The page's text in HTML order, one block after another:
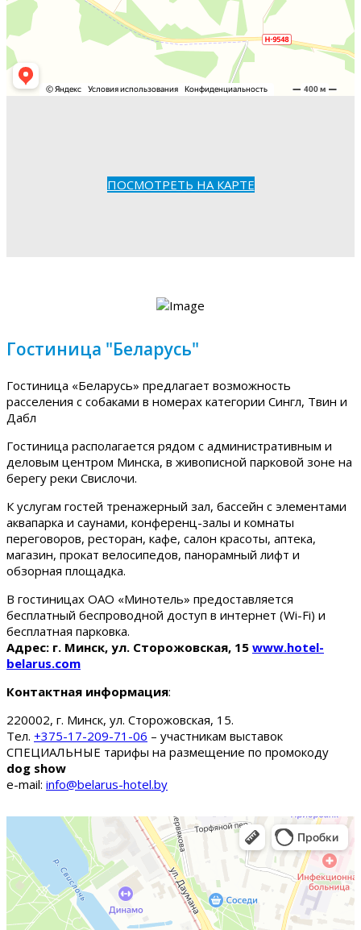
ПОСМОТРЕТЬ НА КАРТЕ
Гостиница "Беларусь"
Гостиница «Беларусь» предлагает возможность
расселения с собаками в номерах категории Сингл, Твин и
Дабл
Гостиница располагается рядом с административным и
деловым центром Минска, в живописной парковой зоне на
берегу реки Свислочи.
К услугам гостей тренажерный зал, бассейн с элементами
аквапарка и саунами, конференц-залы и комнаты
переговоров, ресторан, кафе, салон красоты, аптека,
магазин, прокат велосипедов, панорамный лифт и
обзорная площадка.
В гостиницах ОАО «Минотель» предоставляется
бесплатный беспроводной доступ в интернет (Wi-Fi) и
бесплатная парковка.
Адрес: г. Минск, ул. Сторожовская, 15 www.hotel-
belarus.com
Контактная информация:
220002, г. Минск, ул. Сторожовская, 15.
Тел. +375-17-209-71-06 – участникам выставок
СПЕЦИАЛЬНЫЕ тарифы на размещение по промокоду
dog show
e-mail: info@belarus-hotel.by